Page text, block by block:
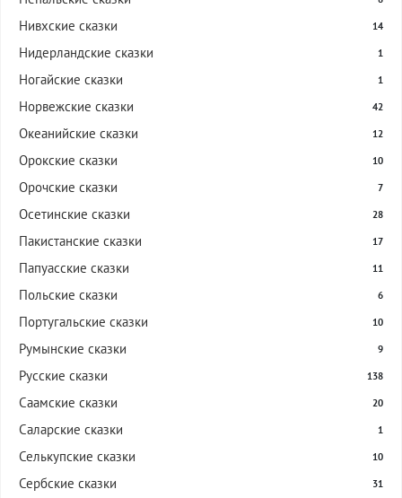
Нивхские сказки 14
Нидерландские сказки 1
Ногайские сказки 1
Норвежские сказки 42
Океанийские сказки 12
Орокские сказки 10
Орочские сказки 7
Осетинские сказки 28
Пакистанские сказки 17
Папуасские сказки 11
Польские сказки 6
Португальские сказки 10
Румынские сказки 9
Русские сказки 138
Саамские сказки 20
Саларские сказки 1
Селькупские сказки 10
Сербские сказки 31